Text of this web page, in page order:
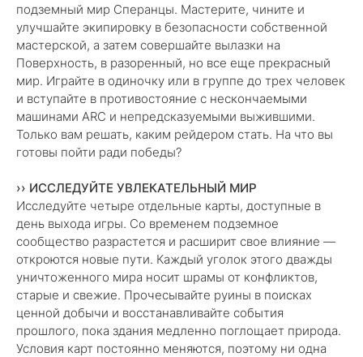
подземный мир Сперанцы. Мастерите, чините и
улучшайте экипировку в безопасности собственной
мастерской, а затем совершайте вылазки на
Поверхность, в разоренный, но все еще прекрасный
мир. Играйте в одиночку или в группе до трех человек
и вступайте в противостояние с нескончаемыми
машинами ARC и непредсказуемыми выжившими.
Только вам решать, каким рейдером стать. На что вы
готовы пойти ради победы?
›› ИССЛЕДУЙТЕ УВЛЕКАТЕЛЬНЫЙ МИР
Исследуйте четыре отдельные карты, доступные в
день выхода игры. Со временем подземное
сообщество разрастется и расширит свое влияние —
откроются новые пути. Каждый уголок этого дважды
уничтоженного мира носит шрамы от конфликтов,
старые и свежие. Прочесывайте руины в поисках
ценной добычи и восстанавливайте события
прошлого, пока здания медленно поглощает природа.
Условия карт постоянно меняются, поэтому ни одна